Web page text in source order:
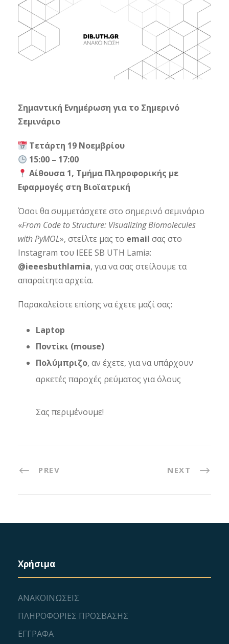
Σημαντική Ενημέρωση για το Σημερινό
Σεμινάριο
Τετάρτη 19 Νοεμβρίου
15:00 – 17:00
Αίθουσα 1, Τμήμα Πληροφορικής με
Εφαρμογές στη Βιοϊατρική
Όσοι θα συμμετάσχετε στο σημερινό σεμινάριο
«From Code to Structure: Visualizing Biomolecules
with PyMOL», στείλτε μας το email σας στο
Instagram του IEEE SB UTH Lamia:
@ieeesbuthlamia, για να σας στείλουμε τα
απαραίτητα αρχεία.
Παρακαλείστε επίσης να έχετε μαζί σας:
Laptop
Ποντίκι (mouse)
Πολύμπριζο, αν έχετε, για να υπάρχουν
αρκετές παροχές ρεύματος για όλους
Σας περιμένουμε!
PREV NEXT
Χρήσιμα
ΑΝΑΚΟΙΝΩΣΕΙΣ
ΠΛΗΡΟΦΟΡΙΕΣ ΠΡΟΣΒΑΣΗΣ
ΕΓΓΡΑΦΑ